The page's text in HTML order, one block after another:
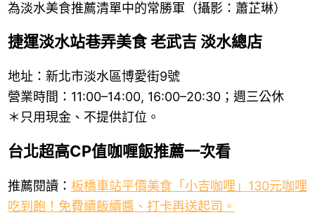
為淡水美食推薦清單中的常勝軍（攝影：蕭芷琳）
捷運淡水站巷弄美食 老武吉 淡水總店
地址：新北市淡水區博愛街9號
營業時間：11:00–14:00, 16:00–20:30；週三公休
＊只用現金、不提供訂位。
台北超高CP值咖喱飯推薦一次看
推薦閱讀： 板橋車站平價美食「小吉咖哩」130元咖哩
吃到飽！免費續飯續醬、打卡再送起司。